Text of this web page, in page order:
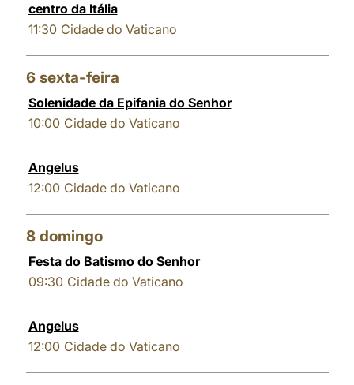
centro da Itália
11:30 Cidade do Vaticano
6 sexta-feira
Solenidade da Epifania do Senhor
10:00 Cidade do Vaticano
Angelus
12:00 Cidade do Vaticano
8 domingo
Festa do Batismo do Senhor
09:30 Cidade do Vaticano
Angelus
12:00 Cidade do Vaticano